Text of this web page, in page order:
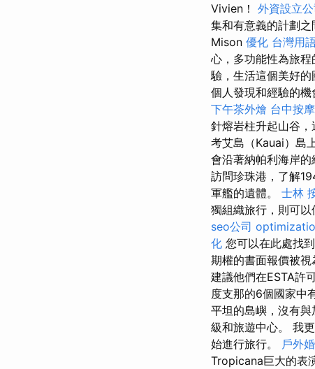
Vivien！ 外資設立公
集和有意義的計劃
Mison 優化 台灣用
心，多功能性為旅程
驗，生活這個美好的
個人發現和經驗的機
下午茶外燴 台中按
針熔岩柱升起山谷，
考艾島（Kauai）島
會沿著納帕利海岸的
訪問珍珠港，了解
軍艦的遺體。 士林
獨組織旅行，則可
seo公司
化 您可以在此處找
期權的書面報價被視
建議他們在ESTA許
度支那的6個國家中
平坦的島嶼，沒有
級和旅遊中心。 我
始進行旅行。 戶外
Tropicana巨大的表